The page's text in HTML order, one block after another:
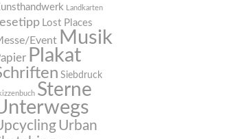
Landkarten
Lost Places
Event Musik
Plakat
Siebdruck
Sterne
Urban